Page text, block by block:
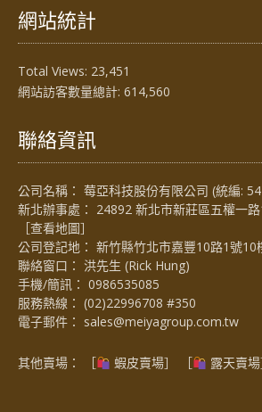
網站統計
Total Views: 23,451
網站訪客數量總計: 614,560
聯絡資訊
公司名稱： 莓亞科技股份有限公司 (統編:
新北辦事處： 24892 新北市新莊區五權一
［查看地圖］
公司登記地： 新竹縣竹北市嘉豐10路1號10
聯絡窗口： 洪先生 (Rick Hung)
手機/簡訊： 0986535085
服務熱線： (02)22996708 #350
電子郵件： sales@meiyagroup.com.tw
其他賣場： ［ 蝦皮賣場］ ［ 露天賣場